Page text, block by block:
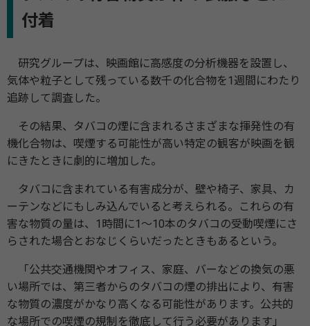
付着
研究グループは、映画館に高感度の分析機器を設置し、
気体や粒子として残っている数千の化合物を1週間にわたり
追跡して調査した。
その結果、タバコの煙に含まれるさまざまな揮発性の有
機化合物は、喫煙する可能性が高い特定の観客が映画を観
にきたときに劇的に増加した。
タバコに含まれている有害成分が、壁や椅子、家具、カ
ーテンなどにもしみ込んでいると考えられる。これらの有
害な物質の量は、1時間に1～10本のタバコの受動喫煙にさ
らされた場合とおなじくらいだったときもあるという。
「公共交通機関やオフィス、家庭、バーなどの換気の悪
い場所では、第三者からのタバコの煙の排出により、有害
な物質の濃度がかなり高くなる可能性があります。公共的
な場所での喫煙の規制を徹底して行う必要があります」